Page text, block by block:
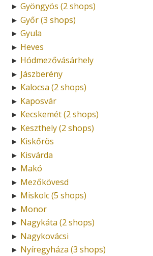
► Gyöngyös (2 shops)
► Győr (3 shops)
► Gyula
► Heves
► Hódmezővásárhely
► Jászberény
► Kalocsa (2 shops)
► Kaposvár
► Kecskemét (2 shops)
► Keszthely (2 shops)
► Kiskőrös
► Kisvárda
► Makó
► Mezőkövesd
► Miskolc (5 shops)
► Monor
► Nagykáta (2 shops)
► Nagykovácsi
► Nyíregyháza (3 shops)